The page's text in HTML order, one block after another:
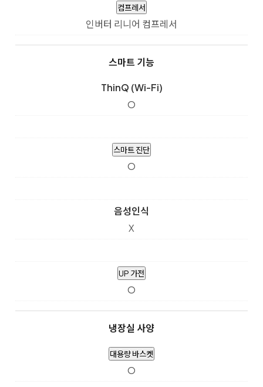
컴프레서
인버터 리니어 컴프레서
스마트 기능
ThinQ (Wi-Fi)
O
스마트 진단
O
음성인식
X
UP 가전
O
냉장실 사양
대용량 바스켓
O